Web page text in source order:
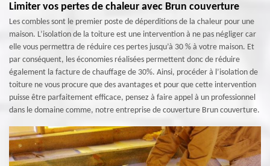
Limiter vos pertes de chaleur avec Brun couverture
Les combles sont le premier poste de déperditions de la chaleur pour une
maison. L’isolation de la toiture est une intervention à ne pas négliger car
elle vous permettra de réduire ces pertes jusqu’à 30 % à votre maison. Et
par conséquent, les économies réalisées permettent donc de réduire
également la facture de chauffage de 30%. Ainsi, procéder à l’isolation de
toiture ne vous procure que des avantages et pour que cette intervention
puisse être parfaitement efficace, pensez à faire appel à un professionnel
dans le domaine comme, notre entreprise de couverture Brun couverture.